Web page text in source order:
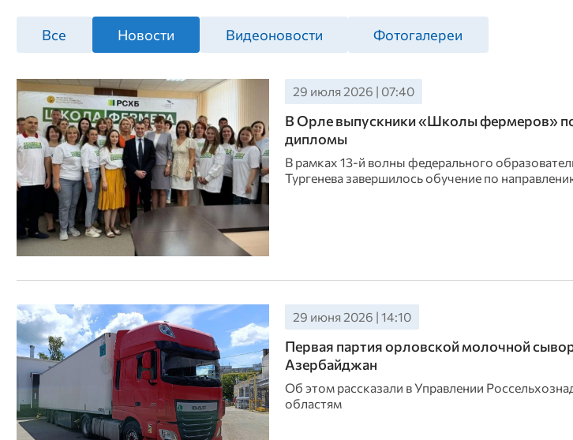
Все Новости Видеоновости Фотогалереи
29 июля 2026 | 07:40
В Орле выпускники «Школы фермеров»
дипломы
В рамках 13-й волны федерального
Тургенева завершилось обучение по
29 июня 2026 | 14:10
Первая партия орловской молочной
Азербайджан
Об этом рассказали в Управлении
областям